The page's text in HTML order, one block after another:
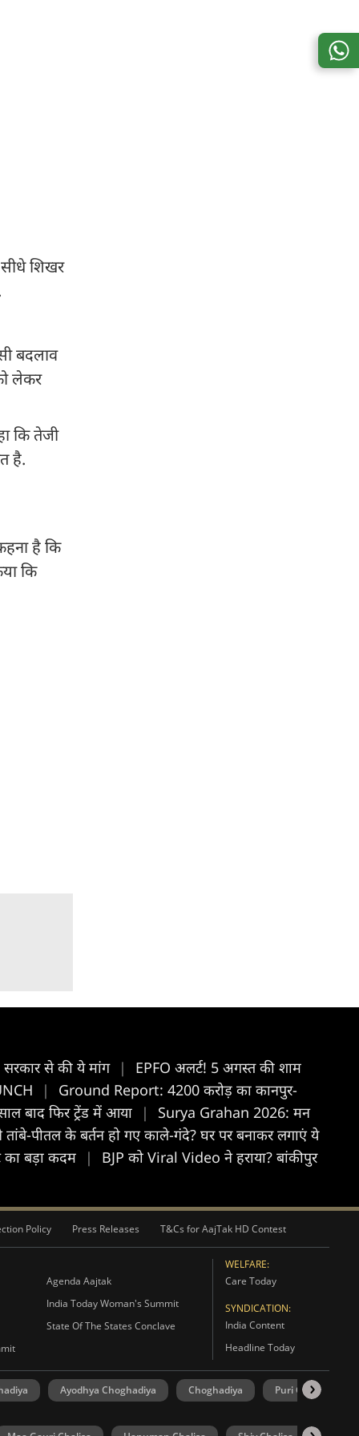
सीधे शिखर
बदलाव
लेकर
कि तेजी
है.
है कि
कि
सरकार से की ये मांग |
EPFO अलर्ट! 5 अगस्त की शाम
|
Ground Report: 4200 करोड़ का कानपुर-
बाद फिर ट्रेंड में आया |
Surya Grahan 2026: मन
पीतल के बर्तन हो गए काले-गंदे? घर पर बनाकर लगाएं ये
का बड़ा कदम |
BJP को Viral Video ने हराया? बांकीपुर
Policy Press Releases T&Cs for AajTak HD Contest
Agenda Aajtak
India Today Woman's Summit
State Of The States Conclave
WELFARE:
Care Today
SYNDICATION:
India Content
Headline Today
Ayodhya Choghadiya Choghadiya Puri Choghadiya